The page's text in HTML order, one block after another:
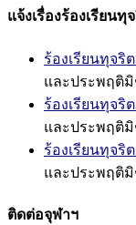
แจ้งเรื่องร้องเรียนทุ
ร้องเรียนทุจริ
และประพฤติ
ร้องเรียนทุจริ
และประพฤติ
ร้องเรียนทุจริ
และประพฤติ
ติดต่อจุฬาฯ